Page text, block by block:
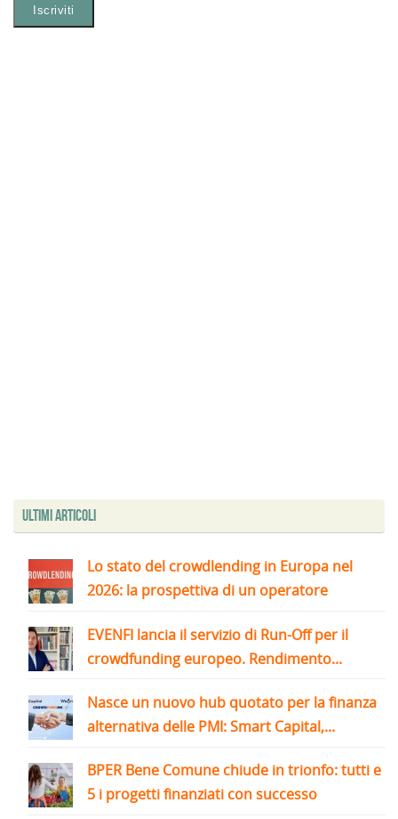
Ultimi articoli
Lo stato del crowdlending in Europa nel
2026: la prospettiva di un operatore
EVENFI lancia il servizio di Run-Off per il
crowdfunding europeo. Rendimento...
Nasce un nuovo hub quotato per la finanza
alternativa delle PMI: Smart Capital,...
BPER Bene Comune chiude in trionfo: tutti e
5 i progetti finanziati con successo